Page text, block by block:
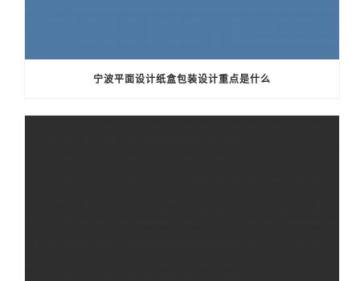
宁波平面设计纸盒包装设计重点是什么